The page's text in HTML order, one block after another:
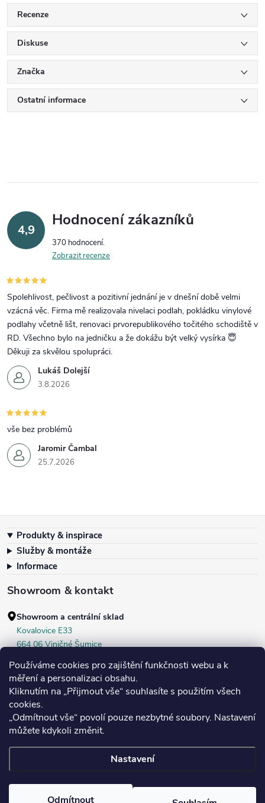
Používáme cookies pro zajištění funkčnosti webu a k
měření a personalizaci obsahu.
Kliknutím na „Přijmout vše“ souhlasíte s použitím všech
cookies.
„Odmítnout vše“ povolí pouze nezbytné soubory. Nastavení
můžete kdykoli změnit.
Nastavení
Odmítnout
Recenze
Diskuse
Značka
Ostatní informace
4,9
Hodnocení zákazníků
370 hodnocení
Zobrazit recenze
Lukáš Dolejší
3.8.2026
Spolehlivost, pečlivost a pozitivní jednání je v dnešní době velmi
vzácná věc. Firma mě realizovala nivelaci podlah, pokládku vinylové
podlahy včetně lišt, renovaci prvorepublikového točitého schodiště v
RD. Všechno bylo na jedničku a že dokážu být velký vysírka 😇
Děkuji za skvělou spolupráci.
Jaromir Čambal
25.7.2026
vše bez problémů
Produkty & inspirace
Služby & montáže
Informace
Showroom & kontakt
Showroom a centrální sklad
Kovalovice E33
664 06 Viničné Šumice
+420 604 536 499
Po–Pá:7:30–16:00
Středa:
Sobota:8:00–10:00
cookies